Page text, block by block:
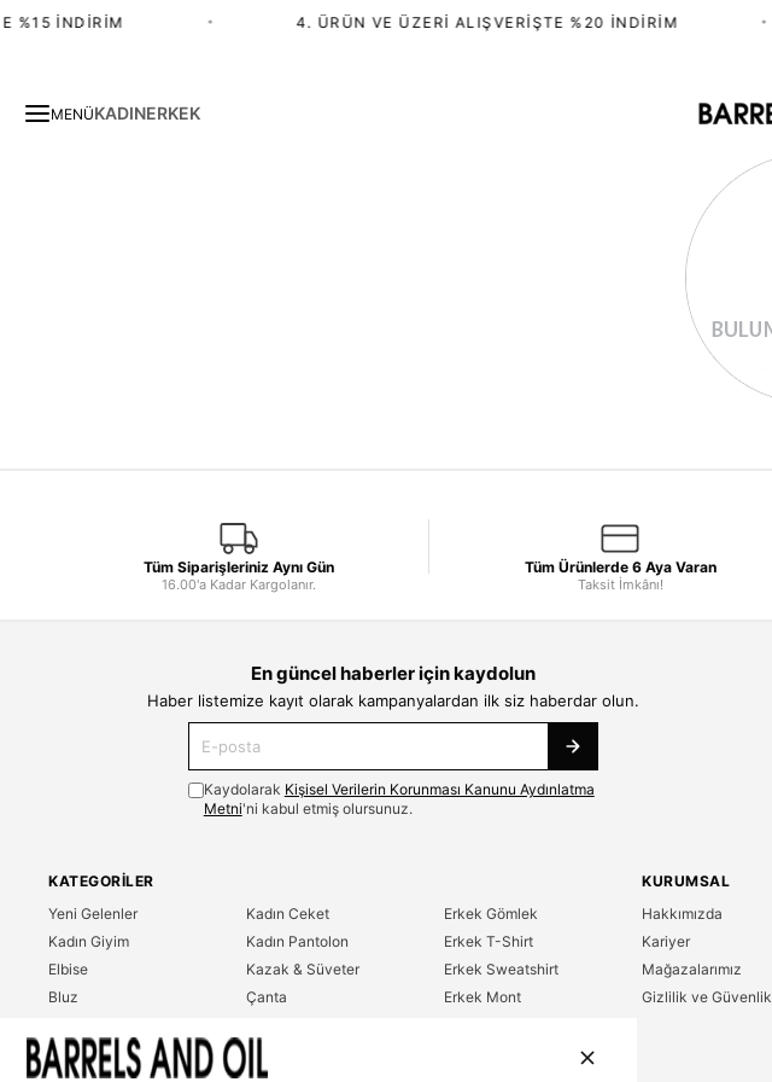
%15 İNDIRIM 4. ÜRÜN VE ÜZERI ALIŞVERIŞTE %20 İNDIRIM
MENÜKADINERKEK
Tüm Siparişleriniz Aynı Gün
16.00'a Kadar Kargolanır.
Tüm Ürünlerde 6 Aya Varan
Taksit İmkânı!
En güncel haberler için kaydolun
Haber listemize kayıt olarak kampanyalardan ilk siz haberdar olun.
Kaydolarak Kişisel Verilerin Korunması Kanunu Aydınlatma
Metni'ni kabul etmiş olursunuz.
KATEGORILER
Yeni Gelenler
Kadın Giyim
Elbise
Bluz
T-Shirt
Kadın Ceket
Kadın Pantolon
Kazak & Süveter
Çanta
Erkek Gömlek
Erkek T-Shirt
Erkek Sweatshirt
Erkek Mont
KURUMSAL
Hakkımızda
Kariyer
Mağazalarımız
Gizlilik ve Güvenlik